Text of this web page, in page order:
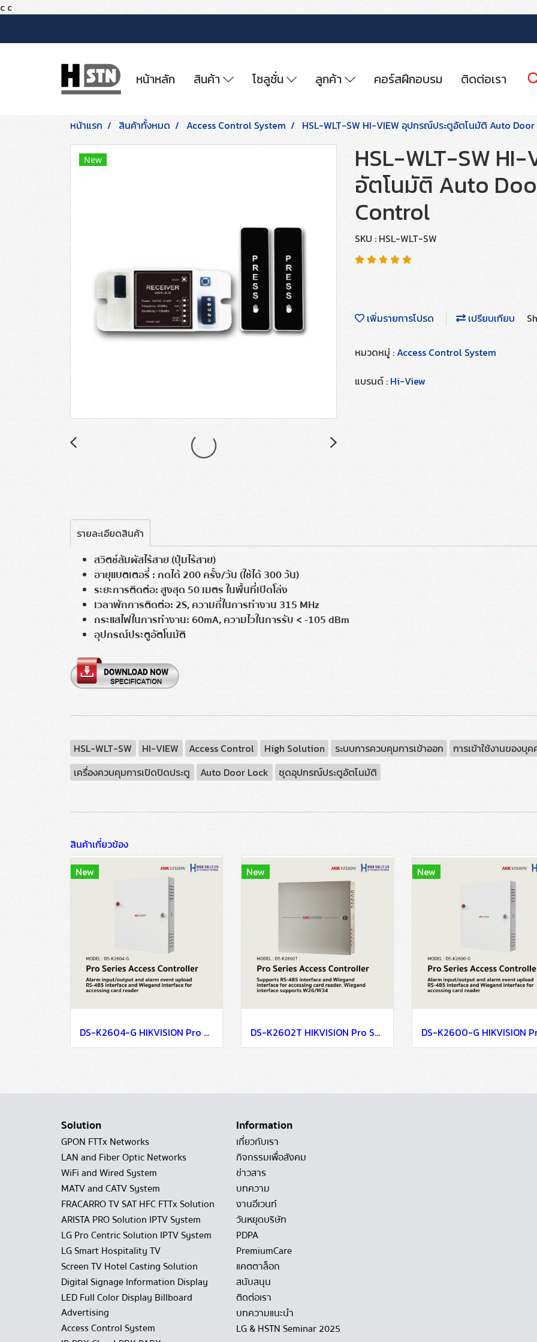
c c
หน้าหลัก สินค้า โซลูชั่น ลูกค้า คอร์สฝึกอบรม ติดต่อเรา
หน้าแรก สินค้าทั้งหมด Access Control System HSL-WLT-SW HI-VIEW อุปกรณ์ประตูอัตโนมัติ Auto
New HSL-WLT-SW
อัตโนมัติ Auto
Control
SKU : HSL-WLT-SW
เพิ่มรายการโปรด เปรียบเทียบ
หมวดหมู่ :Access Control System
แบรนด์ : Hi-View
รายละเอียดสินค้า
สวิตช์สัมผัสไร้สาย (ปุ่มไร้สาย)
อายุแบตเตอรี่ : กดได้ 200 ครั้ง/วัน (ใช้ได้ 300 วัน)
ระยะการติดต่อ: สูงสุด 50 เมตร ในพื้นที่เปิดโล่ง
เวลาพักการติดต่อ: 2S, ความถี่ในการทำงาน 315 MHz
กระแสไฟในการทำงาน: 60mA, ความไวในการรับ < -105 dBm
อุปกรณ์ประตูอัตโนมัติ
HSL-WLT-SW HI-VIEW Access Control High Solution ระบบการควบคุมการเข้าออก
การเข้าใช้งานของบุ
เครื่องควบคุมการเปิดปิดประตู
Auto Door Lock ชุดอุปกรณ์ประตูอัตโนมัติ
สินค้าเกี่ยวข้อง
New
DS-K2604-G HIKVISION Pro Series Access Controller
New
DS-K2602T HIKVISION Pro Series Access Controller
New
Solution
GPON FTTx Networks
LAN and Fiber Optic Networks
WiFi and Wired System
MATV and CATV System
FRACARRO TV SAT HFC FTTx Solution
ARISTA PRO Solution IPTV System
LG Pro Centric Solution IPTV System
LG Smart Hospitality TV
Screen TV Hotel Casting Solution
Digital Signage Information Display
LED Full Color Display Billboard
Advertising
Access Control System
Information
เกี่ยวกับเรา
กิจกรรมเพื่อสังคม
ข่าวสาร
บทความ
งานอีเวนท์
วันหยุดบริษัท
PDPA
PremiumCare
แคตตาล็อก
สนับสนุน
ติดต่อเรา
บทความแนะนำ
LG & HSTN Seminar 2025